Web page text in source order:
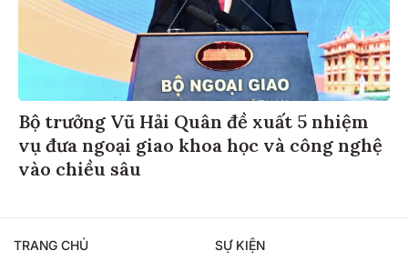
Bộ trưởng Vũ Hải Quân đề xuất 5 nhiệm
vụ đưa ngoại giao khoa học và công nghệ
vào chiều sâu
TRANG CHỦ SỰ KIỆN